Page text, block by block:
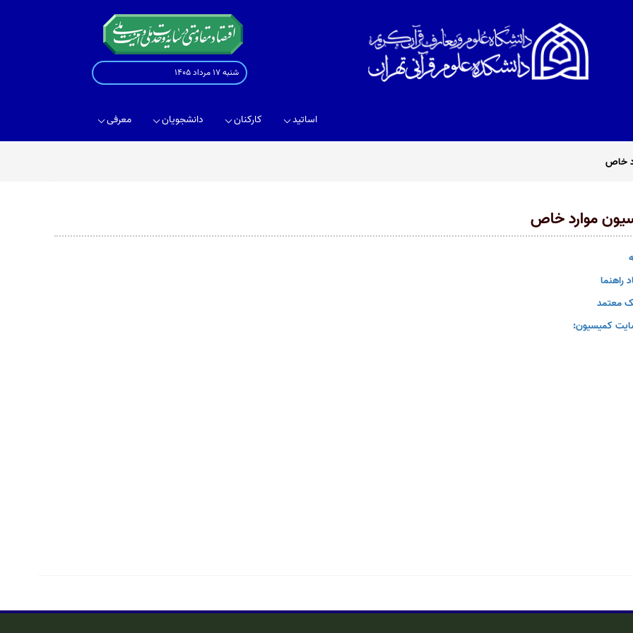
شنبه 17 مرداد 1405
معرفی دانشجویان کارکنان اساتید
خاص
موارد خاص
راهنما
معتمد
کمیسیون: